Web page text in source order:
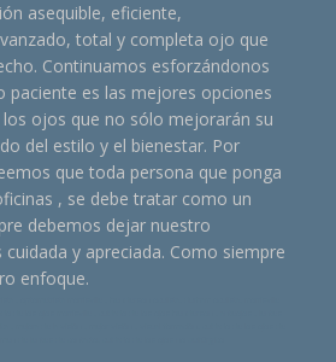
asequible, eficiente,
total y completa ojo que
Continuamos esforzándonos
paciente es las mejores opciones
ojos que no sólo mejorarán su
del estilo y el bienestar. Por
que toda persona que ponga
, se debe tratar como un
debemos dejar nuestro
y apreciada. Como siempre
enfoque.